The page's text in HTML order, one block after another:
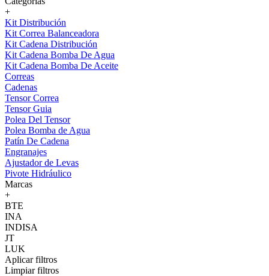
+
Kit Distribución
Kit Correa Balanceadora
Kit Cadena Distribución
Kit Cadena Bomba De Agua
Kit Cadena Bomba De Aceite
Correas
Cadenas
Tensor Correa
Tensor Guia
Polea Del Tensor
Polea Bomba de Agua
Patín De Cadena
Engranajes
Ajustador de Levas
Pivote Hidráulico
Marcas
+
BTE
INA
INDISA
JT
LUK
Aplicar filtros
Limpiar filtros